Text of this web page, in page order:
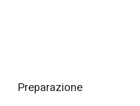
Preparazione